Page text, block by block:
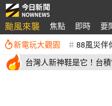
颱風來襲 焦點 即時 要
新電玩大觀園 88風災伴
台灣人新神鞋是它！台